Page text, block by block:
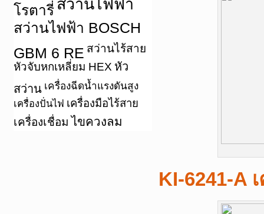
โรตารี่ สว่านไฟฟ้า
สว่านไฟฟ้า BOSCH
GBM 6 RE สว่านไร้สาย
หัวจับหกเหลี่ยม HEX หัว
สว่าน เครื่องฉีดน้ำแรงดันสูง
เครื่องปั่นไฟ เครื่องมือไร้สาย
เครื่องเชื่อม ไขควงลม
KI-6241-A